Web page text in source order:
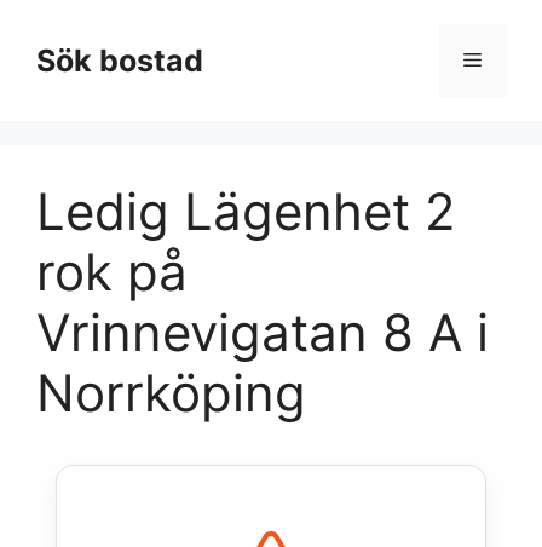
innehållSök bostad Meny
Ledig Lägenhet 2
rok på
Vrinnevigatan 8 A i
Norrköping